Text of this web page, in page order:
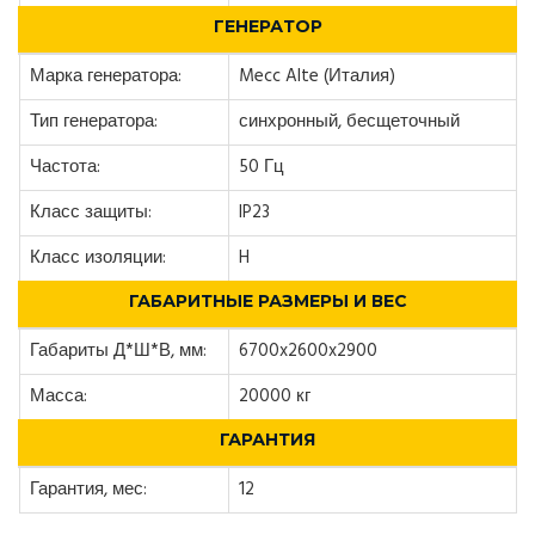
ГЕНЕРАТОР
Марка генератора:
Mecc Alte (Италия)
Тип генератора:
синхронный, бесщеточный
Частота:
50 Гц
Класс защиты:
IP23
Класс изоляции:
H
ГАБАРИТНЫЕ РАЗМЕРЫ И ВЕС
Габариты Д*Ш*В, мм:
6700x2600x2900
Масса:
20000 кг
ГАРАНТИЯ
Гарантия, мес: 12